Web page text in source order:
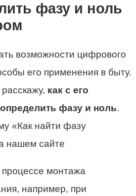
фазу и ноль
возможности цифрового
его применения в быту.
как с его
фазу и ноль.
«Как найти фазу
нашем сайте
монтажа
например, при